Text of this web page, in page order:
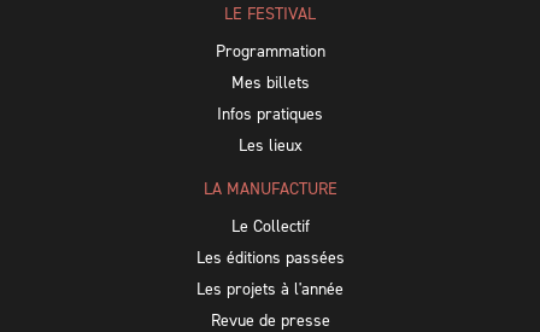
LE FESTIVAL
Programmation
Mes billets
Infos pratiques
Les lieux
LA MANUFACTURE
Le Collectif
Les éditions passées
Les projets à l'année
Revue de presse